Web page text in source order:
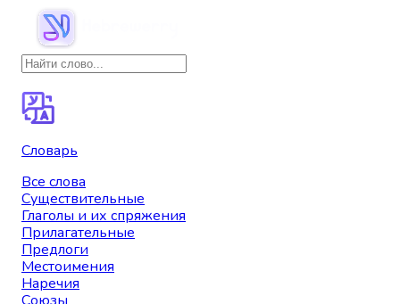
Словарь
Все слова
Существительные
Глаголы и их спряжения
Прилагательные
Предлоги
Местоимения
Наречия